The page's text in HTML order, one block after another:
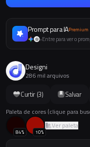
Curtir (3) Salvar
Paleta de cores (clique para
84% 10%
Ver paleta
Prompt para IAPremium
+Entre para ver o
Designi
286 mil arquivos